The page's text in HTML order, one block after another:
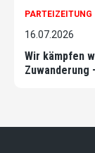
PARTEIZEITUNG
16.07.2026
Wir kämpfen
Zuwanderung